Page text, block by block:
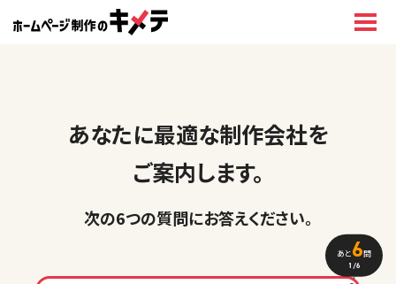
あなたに最適な制作会社を
ご案内します。
次の6つの質問にお答えください。
あと6問
1 /6